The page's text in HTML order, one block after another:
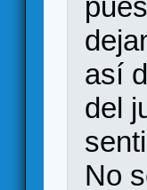
así
del
No